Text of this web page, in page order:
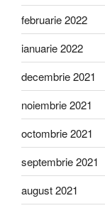
februarie 2022
ianuarie 2022
decembrie 2021
noiembrie 2021
octombrie 2021
septembrie 2021
august 2021